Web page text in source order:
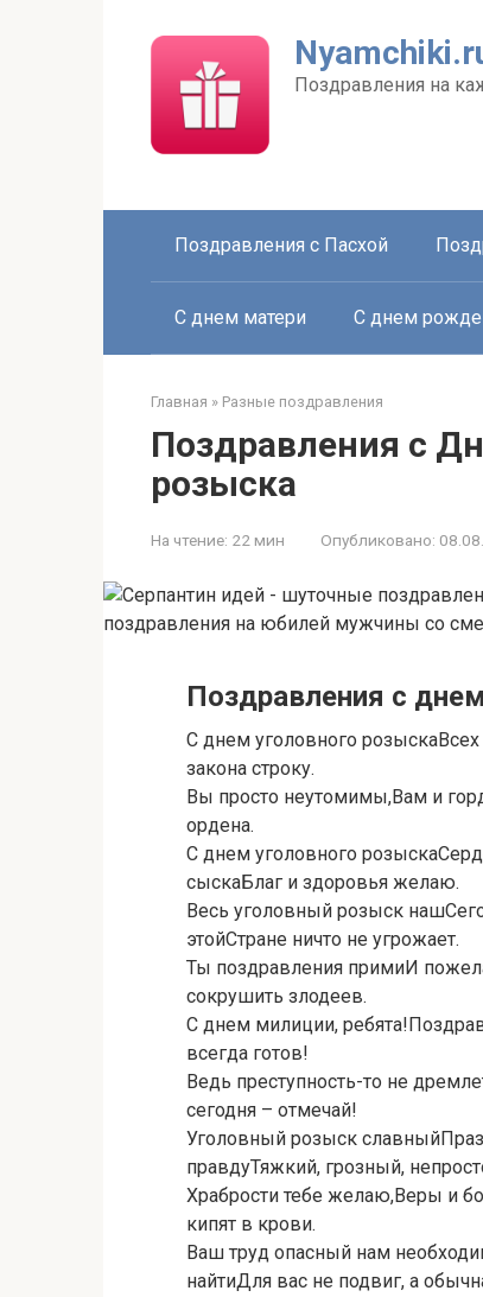
Поздравления на
Поздравления с Пасхой
С днем матери С днем
Главная » Разные поздравления
Поздравления с
розыска
На чтение: 22 мин Опубликовано:
Поздравления с
С днем уголовного розыскаВсех
закона строку.
Вы просто неутомимы,Вам и
ордена.
С днем уголовного
сыскаБлаг и здоровья желаю.
Весь уголовный розыск
этойСтране ничто не угрожает.
Ты поздравления примиИ
сокрушить злодеев.
С днем милиции,
всегда готов!
Ведь преступность-то не
сегодня – отмечай!
Уголовный розыск
правдуТяжкий, грозный,
Храбрости тебе желаю,Веры и
кипят в крови.
Ваш труд опасный нам
найтиДля вас не подвиг, а